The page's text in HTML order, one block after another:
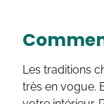
Les traditions
très en vogue.